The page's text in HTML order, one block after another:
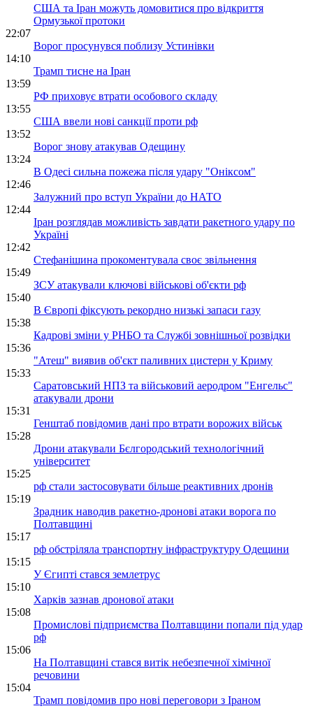
США та Іран можуть домовитися про відкриття
Ормузької протоки
22:07
Ворог просунувся поблизу Устинівки
14:10
Трамп тисне на Іран
13:59
РФ приховує втрати особового складу
13:55
США ввели нові санкції проти рф
13:52
Ворог знову атакував Одещину
13:24
В Одесі сильна пожежа після удару "Оніксом"
12:46
Залужний про вступ України до НАТО
12:44
Іран розглядав можливість завдати ракетного удару по
Україні
12:42
Стефанішина прокоментувала своє звільнення
15:49
ЗСУ атакували ключові військові об'єкти рф
15:40
В Європі фіксують рекордно низькі запаси газу
15:38
Кадрові зміни у РНБО та Службі зовнішньої розвідки
15:36
"Атеш" виявив об'єкт паливних цистерн у Криму
15:33
Саратовський НПЗ та військовий аеродром "Енгельс"
атакували дрони
15:31
Генштаб повідомив дані про втрати ворожих військ
15:28
Дрони атакували Бєлгородський технологічний
університет
15:25
рф стали застосовувати більше реактивних дронів
15:19
Зрадник наводив ракетно-дронові атаки ворога по
Полтавщині
15:17
рф обстріляла транспортну інфраструктуру Одещини
15:15
У Єгипті стався землетрус
15:10
Харків зазнав дронової атаки
15:08
Промислові підприємства Полтавщини попали під удар
рф
15:06
На Полтавщині стався витік небезпечної хімічної
речовини
15:04
Трамп повідомив про нові переговори з Іраном